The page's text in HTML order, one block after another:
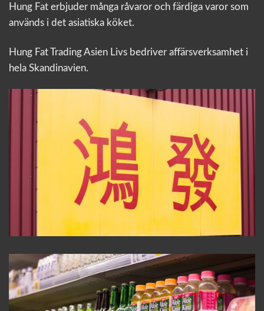
Hung Fat erbjuder många råvaror och färdiga varor som
används i det asiatiska köket.
Hung Fat Trading Asien Livs bedriver affärsverksamhet i
hela Skandinavien.